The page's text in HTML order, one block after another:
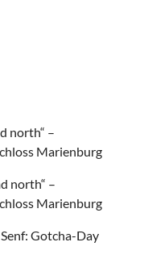
north“ –
Marienburg
north“ –
Marienburg
Gotcha-Day